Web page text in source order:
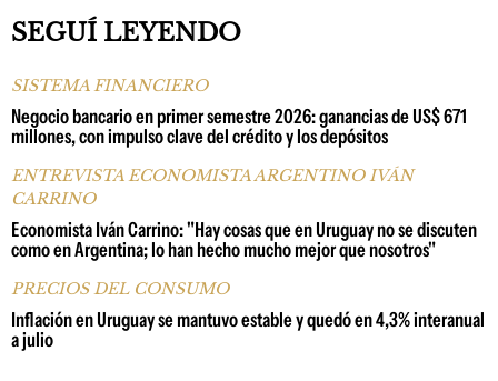
SEGUÍ LEYENDO
SISTEMA FINANCIERO
Negocio bancario en primer semestre 2026: ganancias de US$ 671
millones, con impulso clave del crédito y los depósitos
ENTREVISTA ECONOMISTA ARGENTINO IVÁN
CARRINO
Economista Iván Carrino: "Hay cosas que en Uruguay no se discuten
como en Argentina; lo han hecho mucho mejor que nosotros"
PRECIOS DEL CONSUMO
Inflación en Uruguay se mantuvo estable y quedó en 4,3% interanual
a julio